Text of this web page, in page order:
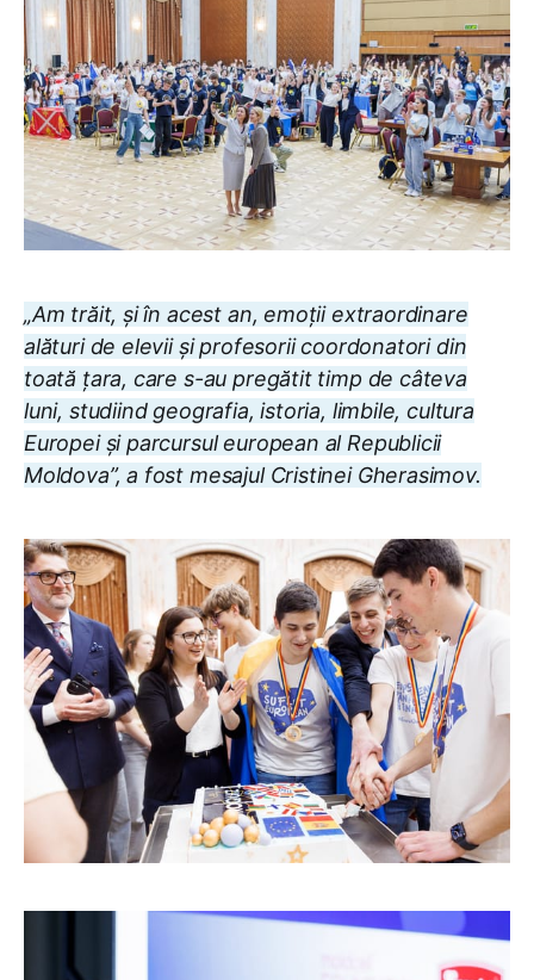
„Am trăit, și în acest an, emoții extraordinare
alături de elevii și profesorii coordonatori din
toată țara, care s-au pregătit timp de câteva
luni, studiind geografia, istoria, limbile, cultura
Europei și parcursul european al Republicii
Moldova”, a fost mesajul Cristinei Gherasimov.